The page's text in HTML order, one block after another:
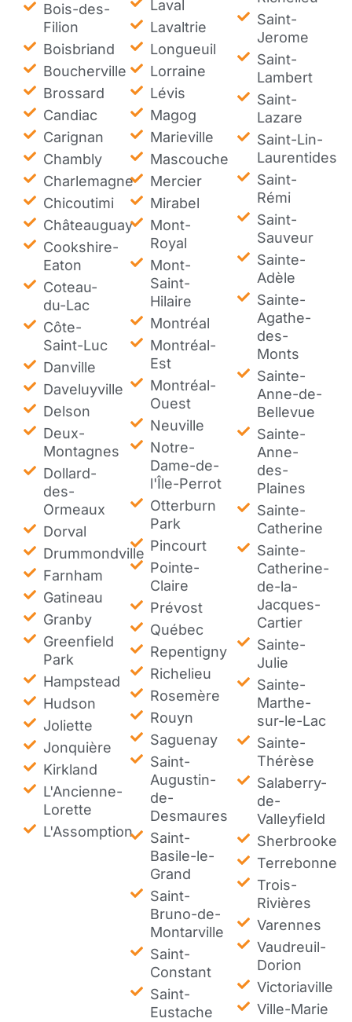
Bois-des-
Filion
Boisbriand
Boucherville
Brossard
Candiac
Carignan
Chambly
Charlemagne
Chicoutimi
Châteauguay
Cookshire-
Eaton
Coteau-
du-Lac
Côte-
Saint-Luc
Danville
Daveluyville
Delson
Deux-
Montagnes
Dollard-
des-
Ormeaux
Dorval
Drummondville
Farnham
Gatineau
Granby
Greenfield
Park
Hampstead
Hudson
Joliette
Jonquière
Kirkland
L'Ancienne-
Lorette
L'Assomption
Laval
Lavaltrie
Longueuil
Lorraine
Lévis
Magog
Marieville
Mascouche
Mercier
Mirabel
Mont-
Royal
Mont-
Saint-
Hilaire
Montréal
Montréal-
Est
Montréal-
Ouest
Neuville
Notre-
Dame-de-
l'Île-Perrot
Otterburn
Park
Pincourt
Pointe-
Claire
Prévost
Québec
Repentigny
Richelieu
Rosemère
Rouyn
Saguenay
Saint-
Augustin-
de-
Desmaures
Saint-
Basile-le-
Grand
Saint-
Bruno-de-
Montarville
Saint-
Constant
Saint-
Eustache
Saint-
Jerome
Saint-
Lambert
Saint-
Lazare
Saint-Lin-
Laurentides
Saint-
Rémi
Saint-
Sauveur
Sainte-
Adèle
Sainte-
Agathe-
des-
Monts
Sainte-
Anne-de-
Bellevue
Sainte-
Anne-
des-
Plaines
Sainte-
Catherine
Sainte-
Catherine-
de-la-
Jacques-
Cartier
Sainte-
Julie
Sainte-
Marthe-
sur-le-Lac
Sainte-
Thérèse
Salaberry-
de-
Valleyfield
Sherbrooke
Terrebonne
Trois-
Rivières
Varennes
Vaudreuil-
Dorion
Victoriaville
Ville-Marie